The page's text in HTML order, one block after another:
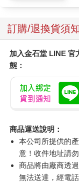
訂購/退換貨須
加入金石堂 LINE 官
態：
商品運送說明：
本公司所提供的
意！收件地址請勿
商品將由廠商透
無法送達，經電